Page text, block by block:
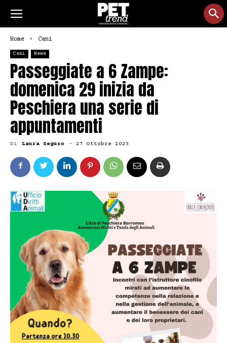
Home Cani
Cani News
Passeggiate a 6 Zampe:
domenica 29 inizia da
Peschiera una serie di
appuntamenti
Di Laura Seguso - 27 Ottobre 2023